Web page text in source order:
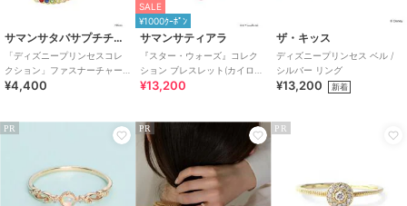
サマンサタバサプチチョイス
「ディズニープリンセスコレ
クション」ファスナーチャー
ム(白雪姫)
¥4,400
SALE
¥1000ｸｰﾎﾟﾝ
サマンサティアラ
『スター・ウォーズ』コレク
ション ブレスレット(カイロ・
レン）(メンズ
¥13,200
ザ・キッス
ディズニープリンセス ベル /
シルバー リング
¥13,200 新着
PR PR PR